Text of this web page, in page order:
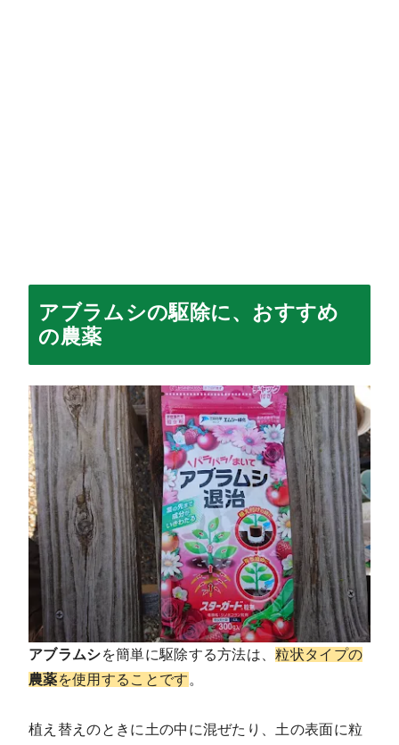
アブラムシの駆除に、おすすめ
の農薬
アブラムシを簡単に駆除する方法は、粒状タイプの
農薬を使用することです 。
植え替えのときに土の中に混ぜたり、土の表面に粒